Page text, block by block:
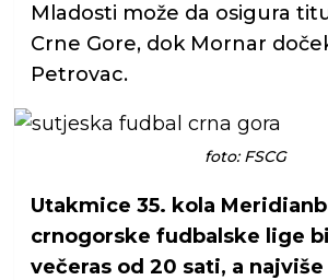
Mladosti može da osigura
Crne Gore, dok Mornar
Petrovac.
foto: FSCG
Utakmice 35. kola
crnogorske fudbalske lige
večeras od 20 sati, a najviše